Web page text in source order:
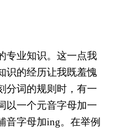
专业知识。这一点我
识的经历让我既羞愧
分词的规则时，有一
以一个元音字母加一
音字母加ing。在举例